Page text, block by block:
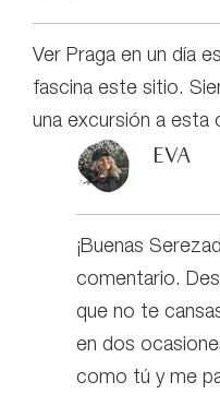
Ver Praga en un día
fascina este sitio.
una excursión a esta
eva
¡Buenas
comentario.
que no te
en dos
como tú y me